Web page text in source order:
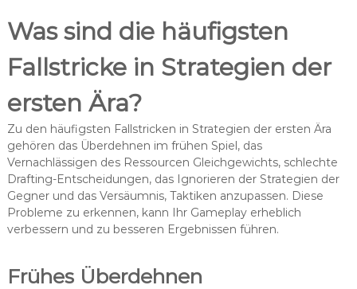
Was sind die häufigsten
Fallstricke in Strategien der
ersten Ära?
Zu den häufigsten Fallstricken in Strategien der ersten Ära
gehören das Überdehnen im frühen Spiel, das
Vernachlässigen des Ressourcen Gleichgewichts, schlechte
Drafting-Entscheidungen, das Ignorieren der Strategien der
Gegner und das Versäumnis, Taktiken anzupassen. Diese
Probleme zu erkennen, kann Ihr Gameplay erheblich
verbessern und zu besseren Ergebnissen führen.
Frühes Überdehnen